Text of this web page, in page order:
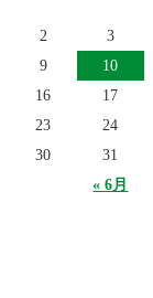
« 6月
2
3
9
10
16
17
23
24
30
31